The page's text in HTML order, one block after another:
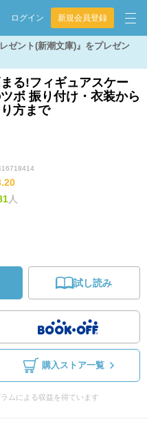
ログイン 新規会員登録
ゼント(新潮文庫)』をプレゼン
る!フィギュアスケー
ツボ 振り付け・衣装から
方まで
人
試し読み
購入ストア一覧
ムによる収益を得ています